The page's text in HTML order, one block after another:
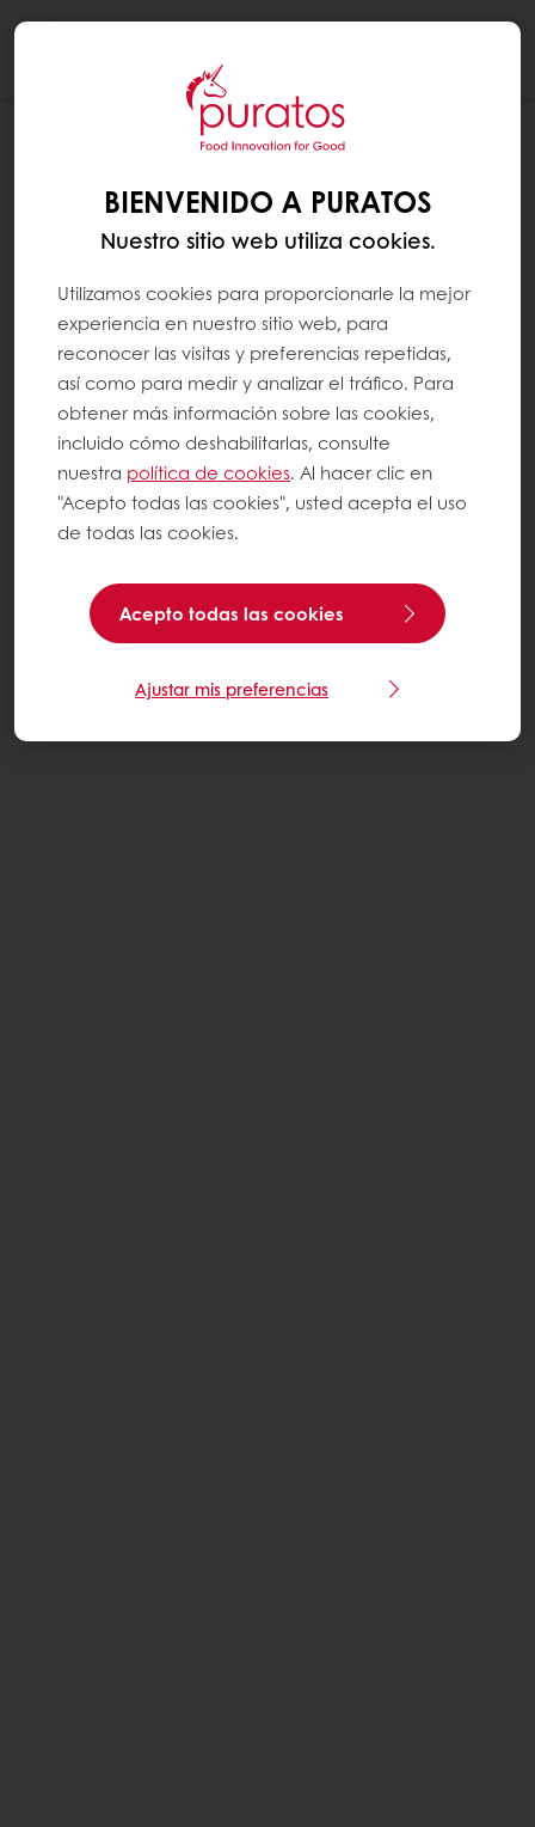
BIENVENIDO A PURATOS
Nuestro sitio web utiliza cookies.
Utilizamos cookies para proporcionarle la mejor
experiencia en nuestro sitio web, para
reconocer las visitas y preferencias repetidas,
así como para medir y analizar el tráfico. Para
obtener más información sobre las cookies,
incluido cómo deshabilitarlas, consulte
nuestra política de cookies. Al hacer clic en
"Acepto todas las cookies", usted acepta el uso
de todas las cookies.
Acepto todas las cookies
Ajustar mis preferencias